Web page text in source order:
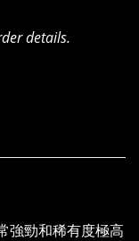
details.
強勁和稀有度極高